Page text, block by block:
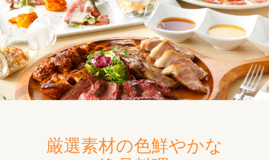
厳選素材の色鮮やかな